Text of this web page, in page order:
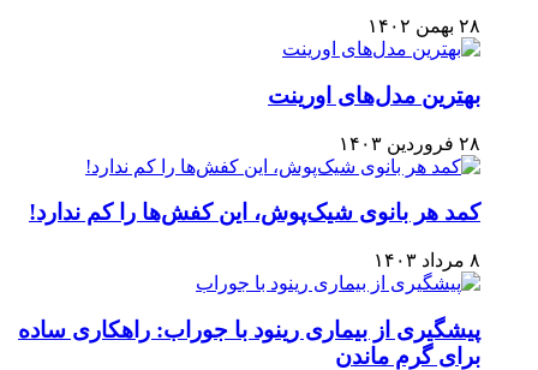
۲۸ بهمن ۱۴۰۲
بهترین مدل‌های اورینت
۲۸ فروردین ۱۴۰۳
کمد هر بانوی شیک‌پوش، این کفش‌ها را کم ندارد!
۸ مرداد ۱۴۰۳
پیشگیری از بیماری رینود با جوراب: راهکاری ساده
برای گرم ماندن